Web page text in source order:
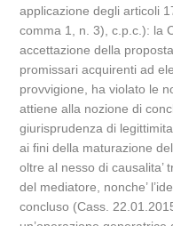
applicazione degli articoli
comma 1, n. 3), c.p.c.): la
accettazione della
promissari acquirenti ad
provvigione, ha violato le
attiene alla nozione di
giurisprudenza di
ai fini della maturazione
oltre al nesso di causalita’
del mediatore, nonche’
concluso (Cass.